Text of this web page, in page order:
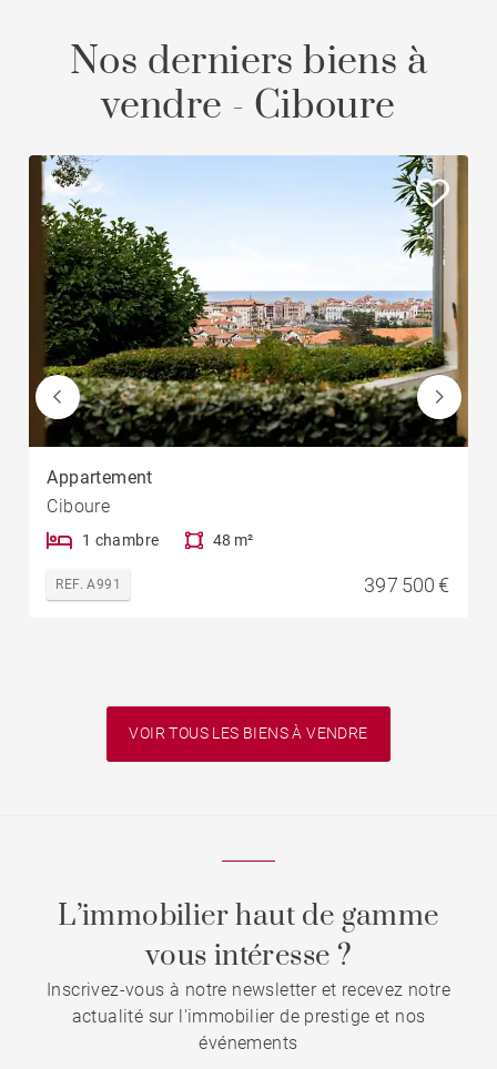
Nos derniers biens à
vendre - Ciboure
Appartement
Ciboure
1 chambre 48 m²
REF. A991 397 500 €
VOIR TOUS LES BIENS À VENDRE
L’immobilier haut de gamme
vous intéresse ?
Inscrivez-vous à notre newsletter et recevez notre
actualité sur l'immobilier de prestige et nos
événements